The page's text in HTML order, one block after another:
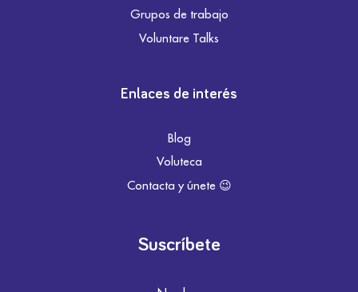
Grupos de trabajo
Voluntare Talks
Enlaces de interés
Blog
Voluteca
Contacta y únete 😉
Suscríbete